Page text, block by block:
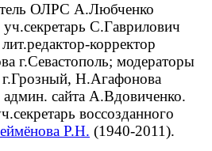
ОЛРС А.Любченко
С.Гаврилович
корректор
г.Севастополь; модераторы
Н.Агафонова
админ. сайта А.Вдовиченко.
воссозданного
Р.Н. (1940-2011).